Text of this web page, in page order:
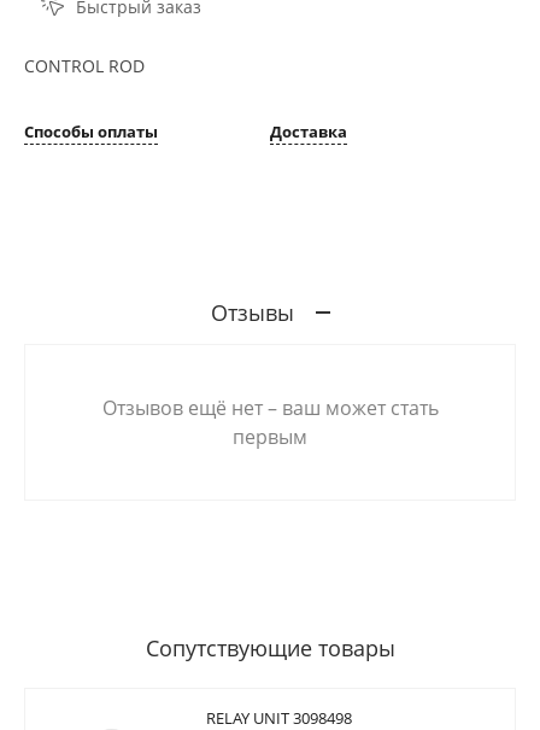
Быстрый заказ
CONTROL ROD
Способы оплаты Доставка
Отзывы
Отзывов ещё нет – ваш может стать
первым
Сопутствующие товары
RELAY UNIT 3098498